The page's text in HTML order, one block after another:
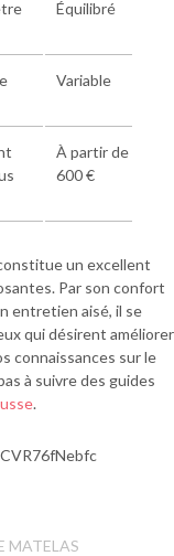
Équilibré
Variable
À partir de
600 €
un excellent
Par son confort
entretien aisé, il se
qui désirent améliorer
connaissances sur le
à suivre des guides
.
MATELAS